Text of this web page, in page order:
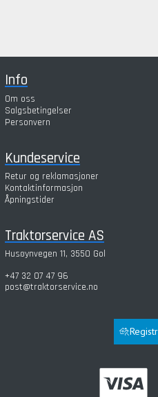
Info
Om oss
Salgsbetingelser
Personvern
Kundeservice
Retur og reklamasjoner
Kontaktinformasjon
Åpningstider
Traktorservice AS
Husøynvegen 11, 3550 Gol
+47 32 07 47 96
post@traktorservice.no